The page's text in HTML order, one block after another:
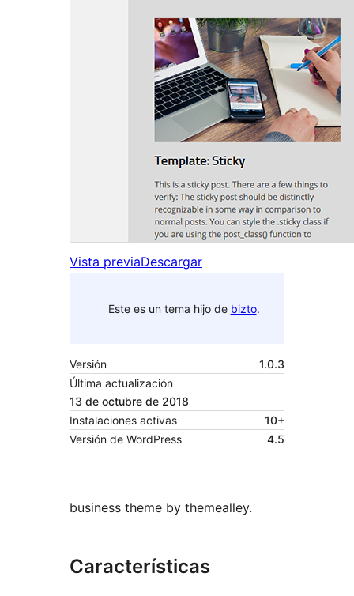
Vista previaDescargar
Este es un tema hijo de bizto.
Versión
1.0.3
Última actualización
13 de octubre de 2018
Instalaciones activas
10+
Versión de WordPress
4.5
business theme by themealley.
Características